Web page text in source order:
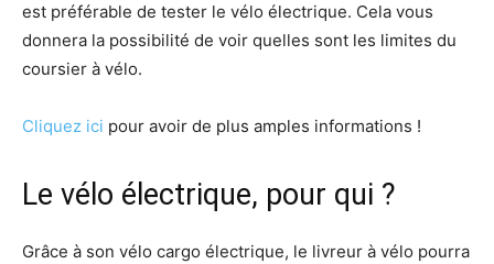
est préférable de tester le vélo électrique. Cela vous
donnera la possibilité de voir quelles sont les limites du
coursier à vélo.
Cliquez ici pour avoir de plus amples informations !
Le vélo électrique, pour qui ?
Grâce à son vélo cargo électrique, le livreur à vélo pourra